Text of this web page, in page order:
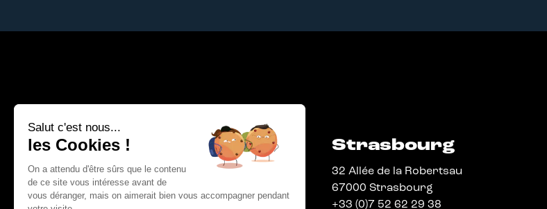
UNE COLLABORATION ?
Contactez-nous sur
hello@izhak.fr
NOUS REJOINDRE
CV + infos sur
Strasbourg
32 Allée de la Robertsau
67000 Strasbourg
+33 (0)7 52 62 29 38
Salut c'est nous...
les Cookies !
On a attendu d'être sûrs que le contenu
de ce site vous intéresse avant de
vous déranger, mais on aimerait bien vous accompagner pendant